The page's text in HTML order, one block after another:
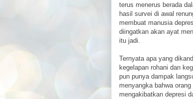
terus menerus berada
hasil survei di awal
membuat manusia
diingatkan akan ayat
itu jadi.
Ternyata apa yang
kegelapan rohani dan
pun punya dampak
menyangka bahwa
mengakibatkan depresi